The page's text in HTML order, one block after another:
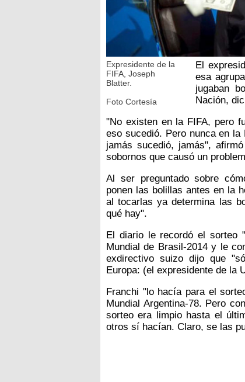
Expresidente de la
FIFA, Joseph
Blatter.
Foto Cortesía
El
esa
jugaban
Nación,
"No existen en la FIFA, pero
eso sucedió. Pero nunca en
jamás sucedió, jamás",
sobornos que causó un
Al ser preguntado sobre
ponen las bolillas antes en la
al tocarlas ya determina las
qué hay".
El diario le recordó el sorteo
Mundial de Brasil-2014 y le
exdirectivo suizo dijo que
Europa: (el expresidente de la
Franchi "lo hacía para el
Mundial Argentina-78. Pero
sorteo era limpio hasta el
otros sí hacían. Claro, se las